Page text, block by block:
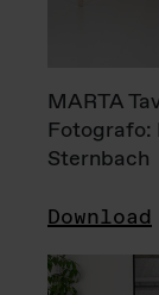
MARTA
Fotografo:
Sternbach
Download